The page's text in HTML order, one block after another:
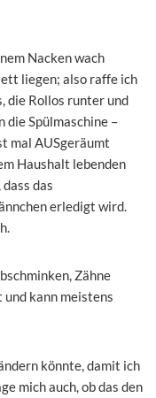
Nacken wach
liegen; also raffe ich
die Rollos runter und
die Spülmaschine –
mal AUSgeräumt
Haushalt lebenden
das
erledigt wird.
Zähne
kann meistens
könnte, damit ich
mich auch, ob das den